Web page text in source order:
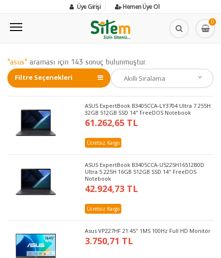
Üye Girişi Hemen Üye Ol
0
"asus" araması için 143 sonuç bulunmuştur.
Filtre Seçenekleri
ASUS ExpertBook B3405CCA-LY3704 Ultra 7 255H
32GB 512GB SSD 14" FreeDOS Notebook
61.262,65 TL
Ücretsiz Kargo
ASUS ExpertBook B3405CCA-U5225H16512B0D
Ultra 5 225H 16GB 512GB SSD 14" FreeDOS
Notebook
42.924,73 TL
Ücretsiz Kargo
Asus VP227HF 21.45" 1MS 100Hz Full HD Monitör
3.750,71 TL